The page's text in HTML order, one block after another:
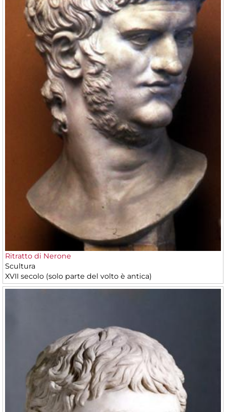
Ritratto di Nerone
Scultura
XVII secolo (solo parte del volto è antica)